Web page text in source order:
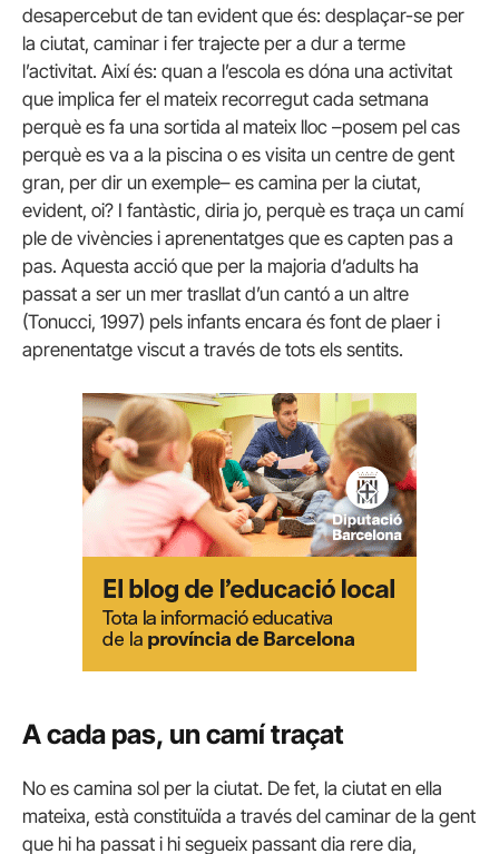
desapercebut de tan evident que és: desplaçar-se per
la ciutat, caminar i fer trajecte per a dur a terme
l’activitat. Així és: quan a l’escola es dóna una activitat
que implica fer el mateix recorregut cada setmana
perquè es fa una sortida al mateix lloc –posem pel cas
perquè es va a la piscina o es visita un centre de gent
gran, per dir un exemple– es camina per la ciutat,
evident, oi? I fantàstic, diria jo, perquè es traça un camí
ple de vivències i aprenentatges que es capten pas a
pas. Aquesta acció que per la majoria d’adults ha
passat a ser un mer trasllat d’un cantó a un altre
(Tonucci, 1997) pels infants encara és font de plaer i
aprenentatge viscut a través de tots els sentits.
A cada pas, un camí traçat
No es camina sol per la ciutat. De fet, la ciutat en ella
mateixa, està constituïda a través del caminar de la gent
que hi ha passat i hi segueix passant dia rere dia,